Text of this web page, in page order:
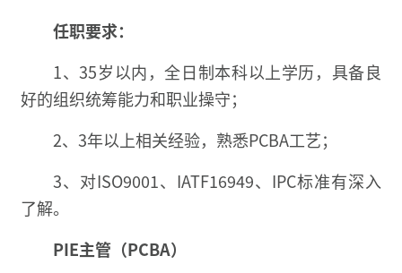
任职要求：
1、35岁以内，全日制本科以上学历，具备良
好的组织统筹能力和职业操守；
2、3年以上相关经验，熟悉PCBA工艺；
3、对ISO9001、IATF16949、IPC标准有深入
了解。
PIE主管（PCBA）